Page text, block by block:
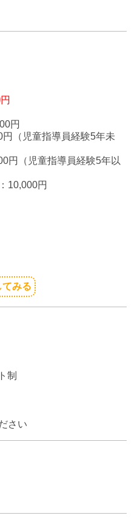
円
（児童指導員経験5年未
導員経験5年以
10,000円
みる
制
さい